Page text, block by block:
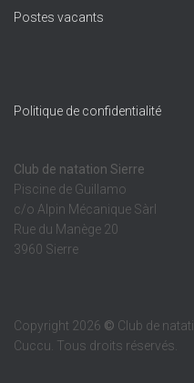
Postes vacants
Politique de confidentialité
Club de natation Sierre
Piscine de Guillamo
c/o Alpin Mécanique Sàrl
Rue du Manège 20
3960 Sierre
Copyright 2026 © Club de
Cuccu. Tous droits réservés.